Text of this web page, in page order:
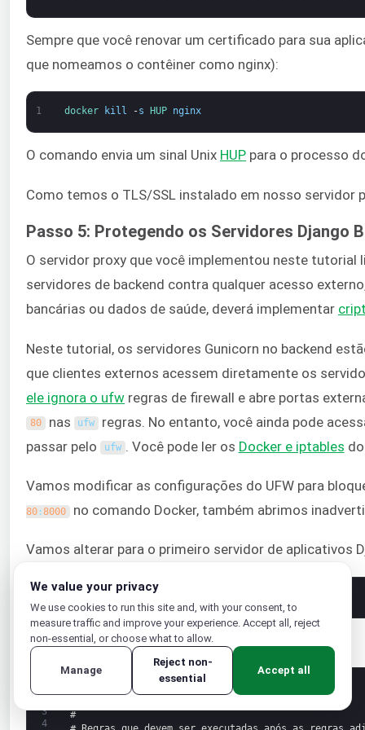
Sempre que você renovar um certificado para sua
que nomeamos o contêiner como nginx):
1 docker kill -s HUP nginx
O comando envia um sinal Unix HUP para o processo
Como temos o TLS/SSL instalado em nosso servidor
Passo 5: Protegendo os Servidores Django
O servidor proxy que você implementou neste
servidores de backend contra qualquer acesso
bancárias ou dados de saúde, deverá implementar
Neste tutorial, os servidores Gunicorn no backend
que clientes externos acessem diretamente os
ele ignora o ufw regras de firewall e abre portas
80 nas ufw
regras. No entanto, você ainda pode
passar pelo
ufw . Você pode ler os Docker e iptables
Vamos modificar as configurações do UFW para
80 :8000 no comando Docker, também abrimos
Vamos alterar para o primeiro servidor de aplicativos
sudo ufw
O arquivo contém as seguintes
3
4
#
We value your privacy
We use cookies to run this site and, with your consent, to
measure traffic and improve your experience. Accept all, reject
non-essential, or choose what to allow.
Manage
Reject non-
essential
Accept all